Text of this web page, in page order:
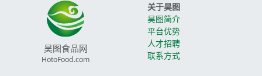
昊图食品网
HotoFood.com
关于昊图
昊图简介
平台优势
人才招聘
联系方式